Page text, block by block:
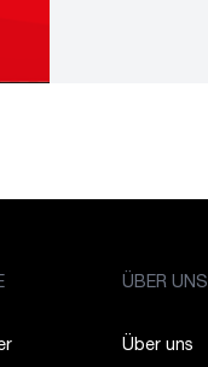
ÜBER UNS
Über uns